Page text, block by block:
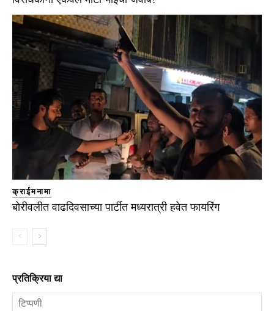
क्राईमनामा
बोरीवलीत वाढदिवसाच्या पार्टीत मध्यरात्री हवेत फायरिंग
प्रतिक्रिया द्या